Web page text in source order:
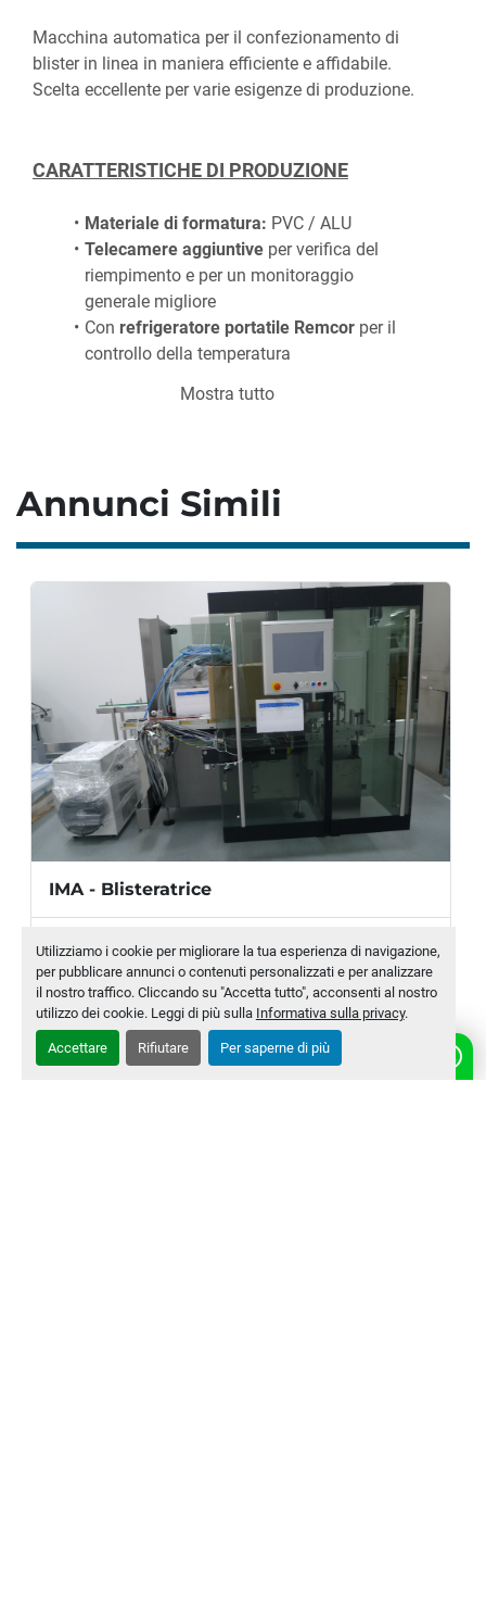
Utilizziamo i cookie per migliorare la tua esperienza di navigazione,
per pubblicare annunci o contenuti personalizzati e per analizzare
il nostro traffico. Cliccando su "Accetta tutto", acconsenti al nostro
utilizzo dei cookie. Leggi di più sulla Informativa sulla privacy.
Accettare Rifiutare Per saperne di più
Macchina automatica per il confezionamento di
blister in linea in maniera efficiente e affidabile.
Scelta eccellente per varie esigenze di produzione.
CARATTERISTICHE DI PRODUZIONE
Materiale di formatura: PVC / ALU
Telecamere aggiuntive per verifica del
riempimento e per un monitoraggio
generale migliore
Con refrigeratore portatile Remcor per il
controllo della temperatura
Mostra tutto
Annunci Simili
IMA - Blisteratrice
Modello P.O.D.
Numero di magazzino MLTC-0010-WH